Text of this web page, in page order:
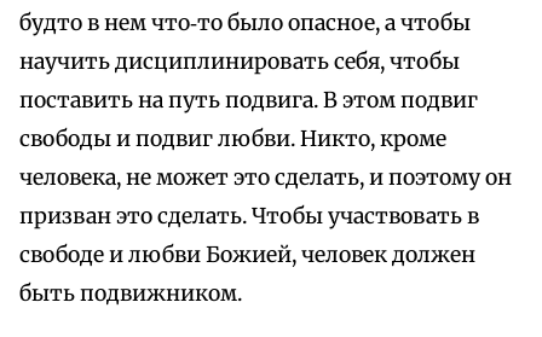
будто в нем что‑то было опасное, а чтобы
научить дисциплинировать себя, чтобы
поставить на путь подвига. В этом подвиг
свободы и подвиг любви. Никто, кроме
человека, не может это сделать, и поэтому он
призван это сделать. Чтобы участвовать в
свободе и любви Божией, человек должен
быть подвижником.